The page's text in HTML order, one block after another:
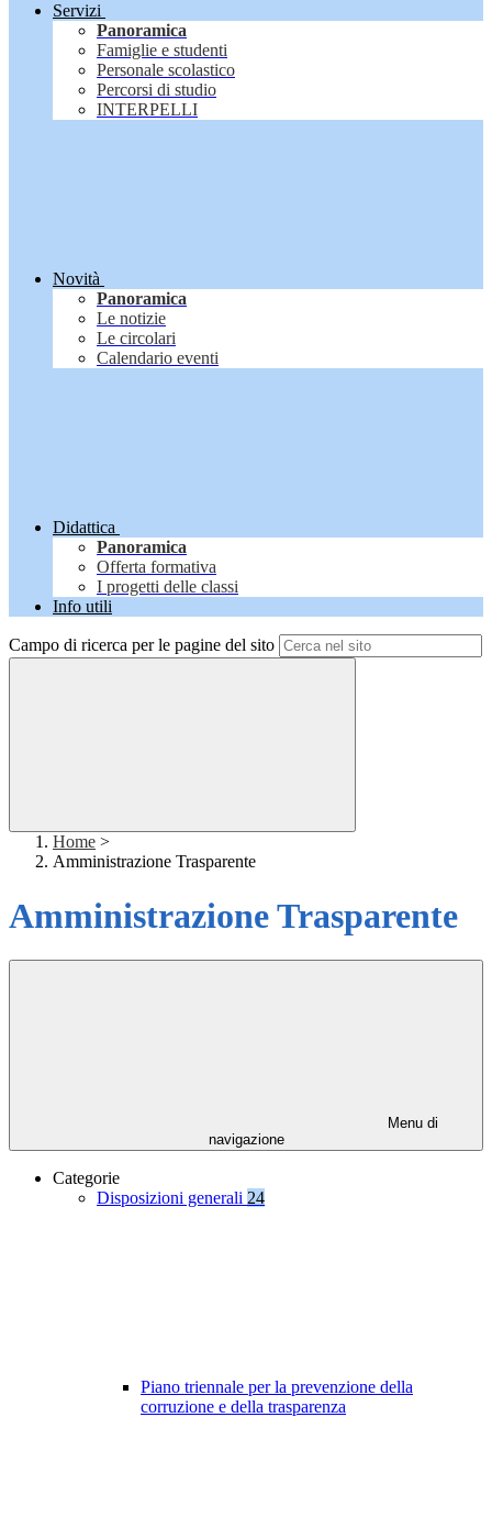
Servizi
Panoramica
Famiglie e studenti
Personale scolastico
Percorsi di studio
INTERPELLI
Novità
Panoramica
Le notizie
Le circolari
Calendario eventi
Didattica
Panoramica
Offerta formativa
I progetti delle classi
Info utili
Campo di ricerca per le pagine del sito
Home >
Amministrazione Trasparente
Amministrazione Trasparente
Menu di
navigazione
Categorie
Disposizioni generali 24
Piano triennale per la prevenzione della
corruzione e della trasparenza